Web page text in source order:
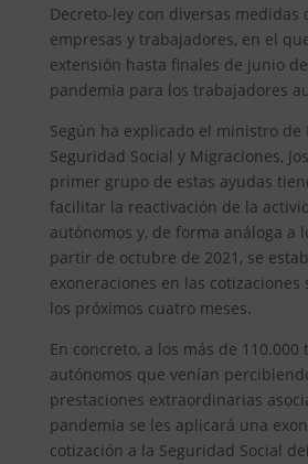
Decreto-ley con diversas medidas
empresas y trabajadores, en el
extensión hasta finales de junio
pandemia para los trabajadores
Según ha explicado el ministro de
Seguridad Social y Migraciones,
primer grupo de estas ayudas
facilitar la reactivación de la
autónomos y, de forma análoga a
partir de octubre de 2021, se
exoneraciones en las cotizaciones
los próximos cuatro meses.
En concreto, a los más de 110.000
autónomos que venían
prestaciones extraordinarias
pandemia se les aplicará una
cotización a la Seguridad Social